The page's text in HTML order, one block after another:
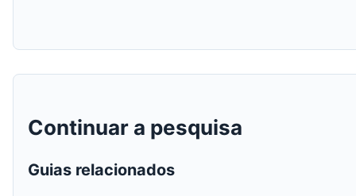
Continuar a pesquisa
Guias relacionados